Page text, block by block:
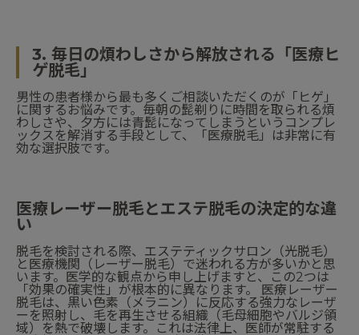
3. 毎日の煩わしさから解放される「医療ヒ
ゲ脱毛」
男性の患者様から最も多くご相談いただくのが「ヒゲ」
に関するお悩みです。毎朝の髭剃りに時間を取られる煩
わしさや、夕方には青髭になってしまうというコンプレ
ックスを解消する手段として、「医療脱毛」は非常に有
効な選択肢です。
医療レーザー脱毛とエステ脱毛の決定的な違
い
脱毛を検討される際、エステティックサロン（光脱毛）
と医療機関（レーザー脱毛）で迷われる方が多いかと思
います。医学的な観点から申し上げますと、この2つは
「効果の確実性」が根本的に異なります。 医療レーザー
脱毛は、黒い色素（メラニン）に反応する強力なレーザ
ーを照射し、毛を再生させる組織（毛母細胞やバルジ領
域）を熱で破壊します。これは法律上、医師が常駐する